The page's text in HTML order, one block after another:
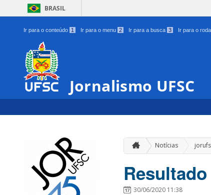
BRASIL
Ir para o conteúdo 1 Ir para o menu 2 Ir para a busca 3 Ir para o
Jornalismo UFSC
Notícias
30/06/2020 11:38